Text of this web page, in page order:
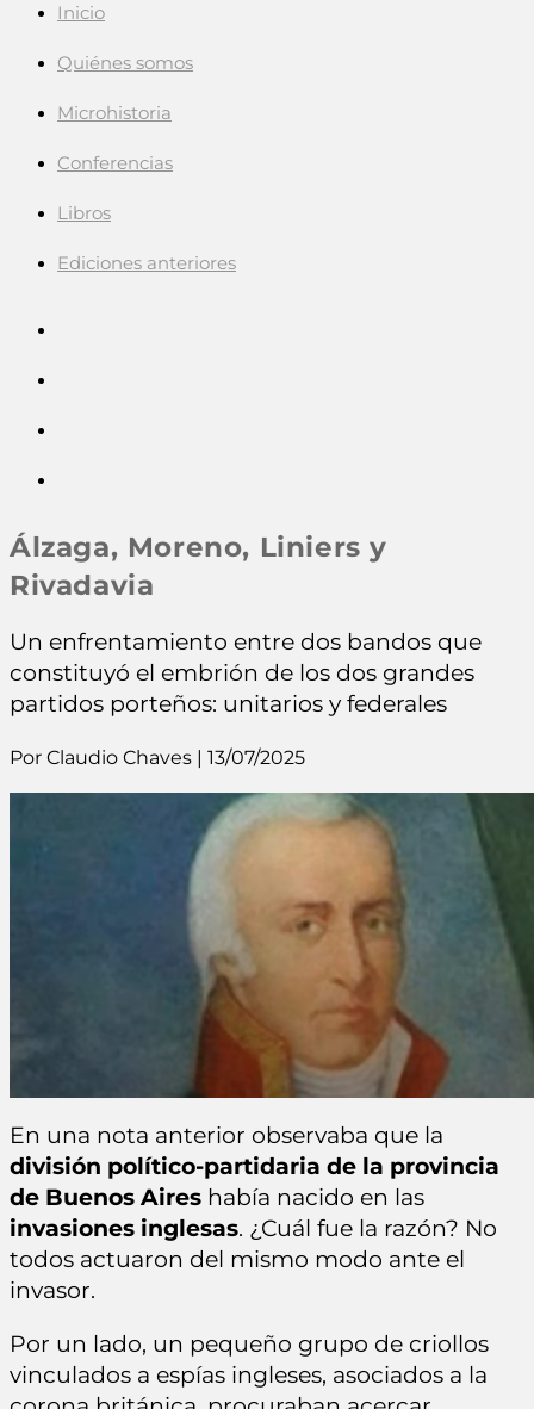
Inicio
Quiénes somos
Microhistoria
Conferencias
Libros
Ediciones anteriores
Álzaga, Moreno, Liniers y
Rivadavia
Un enfrentamiento entre dos bandos que
constituyó el embrión de los dos grandes
partidos porteños: unitarios y federales
Por Claudio Chaves | 13/07/2025
En una nota anterior observaba que la
división político-partidaria de la provincia
de Buenos Aires había nacido en las
invasiones inglesas. ¿Cuál fue la razón? No
todos actuaron del mismo modo ante el
invasor.
Por un lado, un pequeño grupo de criollos
vinculados a espías ingleses, asociados a la